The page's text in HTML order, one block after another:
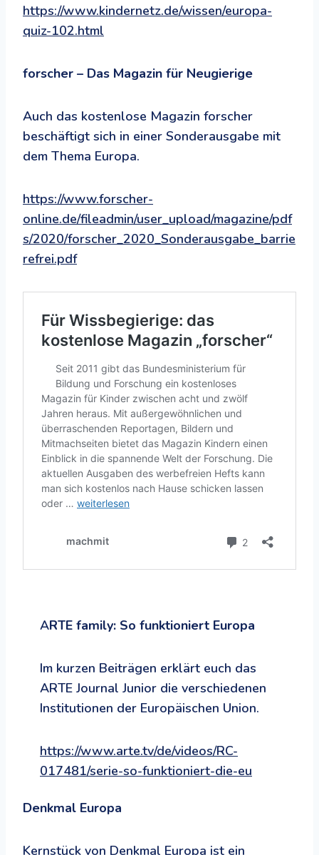
https://www.kindernetz.de/wissen/europa-
quiz-102.html
forscher – Das Magazin für Neugierige
Auch das kostenlose Magazin forscher
beschäftigt sich in einer Sonderausgabe mit
dem Thema Europa.
https://www.forscher-
online.de/fileadmin/user_upload/magazine/pdf
s/2020/forscher_2020_Sonderausgabe_barrie
refrei.pdf
ARTE family: So funktioniert Europa
Im kurzen Beiträgen erklärt euch das
ARTE Journal Junior die verschiedenen
Institutionen der Europäischen Union.
https://www.arte.tv/de/videos/RC-
017481/serie-so-funktioniert-die-eu
Denkmal Europa
Kernstück von Denkmal Europa ist ein